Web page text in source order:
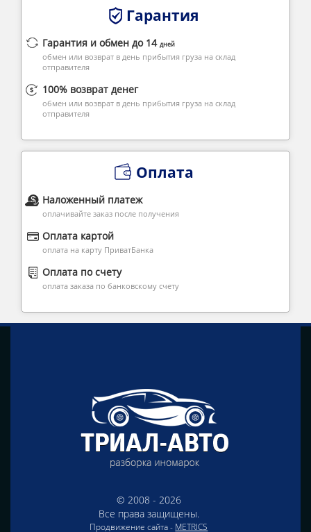
Гарантия
Гарантия и обмен до 14 дней
обмен или возврат в день прибытия груза на склад
отправителя
100% возврат денег
обмен или возврат в день прибытия груза на склад
отправителя
Оплата
Наложенный платеж
оплачивайте заказ после получения
Оплата картой
оплата на карту ПриватБанка
Оплата по счету
оплата заказа по банковскому счету
© 2008 - 2026
Все права защищены.
Продвижение сайта - METRICS